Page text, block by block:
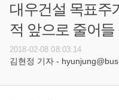
대우건설 목표주
적 앞으로 줄어들
2018-02-08 08:03:14
김현정 기자 -